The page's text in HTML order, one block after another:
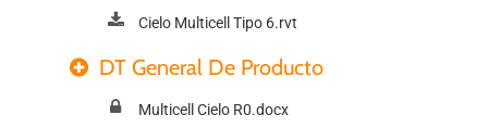
Cielo Multicell Tipo 6.rvt
DT General De Producto
Multicell Cielo R0.docx